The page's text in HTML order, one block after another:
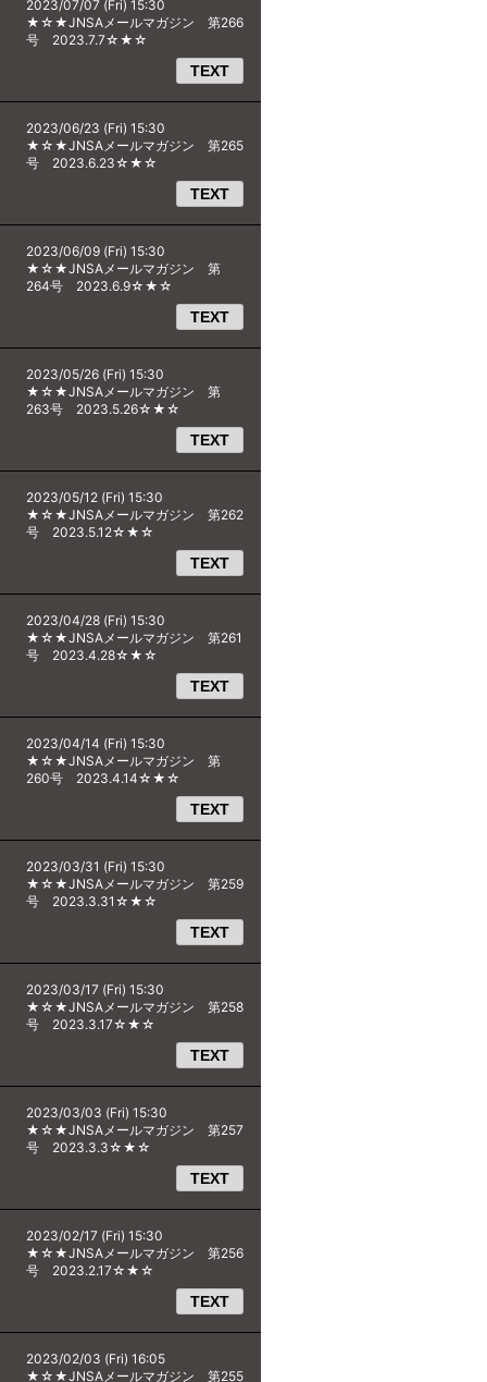
2023/07/07 (Fri) 15:30
★☆★JNSAメールマガジン 第266
号 2023.7.7☆★☆
TEXT
2023/06/23 (Fri) 15:30
★☆★JNSAメールマガジン 第265
号 2023.6.23☆★☆
TEXT
2023/06/09 (Fri) 15:30
★☆★JNSAメールマガジン 第
264号 2023.6.9☆★☆
TEXT
2023/05/26 (Fri) 15:30
★☆★JNSAメールマガジン 第
263号 2023.5.26☆★☆
TEXT
2023/05/12 (Fri) 15:30
★☆★JNSAメールマガジン 第262
号 2023.5.12☆★☆
TEXT
2023/04/28 (Fri) 15:30
★☆★JNSAメールマガジン 第261
号 2023.4.28☆★☆
TEXT
2023/04/14 (Fri) 15:30
★☆★JNSAメールマガジン 第
260号 2023.4.14☆★☆
TEXT
2023/03/31 (Fri) 15:30
★☆★JNSAメールマガジン 第259
号 2023.3.31☆★☆
TEXT
2023/03/17 (Fri) 15:30
★☆★JNSAメールマガジン 第258
号 2023.3.17☆★☆
TEXT
2023/03/03 (Fri) 15:30
★☆★JNSAメールマガジン 第257
号 2023.3.3☆★☆
TEXT
2023/02/17 (Fri) 15:30
★☆★JNSAメールマガジン 第256
号 2023.2.17☆★☆
TEXT
2023/02/03 (Fri) 16:05
★☆★JNSAメールマガジン 第255